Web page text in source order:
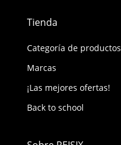
Tienda
Categoría de productos
Marcas
¡Las mejores ofertas!
Back to school